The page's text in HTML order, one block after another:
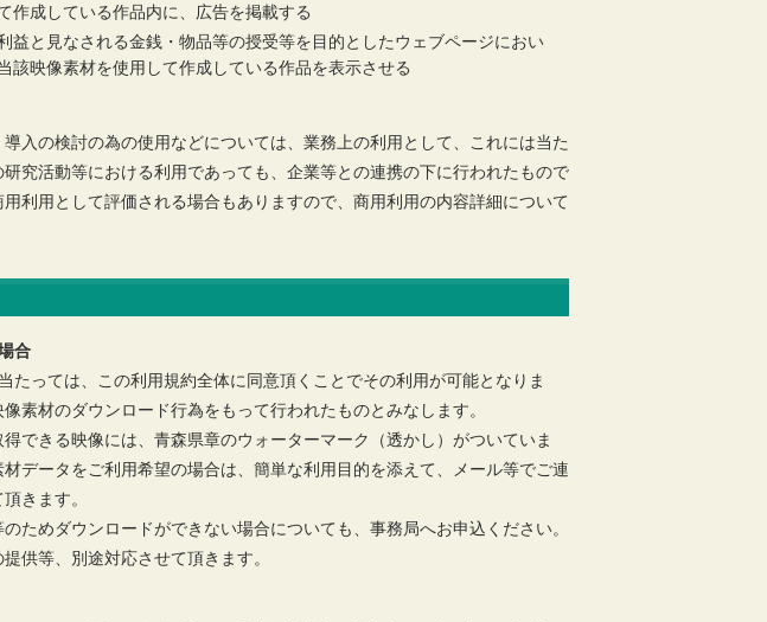
作成している作品内に、広告を掲載する
益と見なされる金銭・物品等の授受等を目的としたウェブページにおい
該映像素材を使用して作成している作品を表示させる
入の検討の為の使用などについては、業務上の利用として、これには当た
究活動等における利用であっても、企業等との連携の下に行われたもので
利用として評価される場合もありますので、商用利用の内容詳細について
合
たっては、この利用規約全体に同意頂くことでその利用が可能となりま
素材のダウンロード行為をもって行われたものとみなします。
できる映像には、青森県章のウォーターマーク（透かし）がついていま
データをご利用希望の場合は、簡単な利用目的を添えて、メール等でご連
きます。
ためダウンロードができない場合についても、事務局へお申込ください。
供等、別途対応させて頂きます。